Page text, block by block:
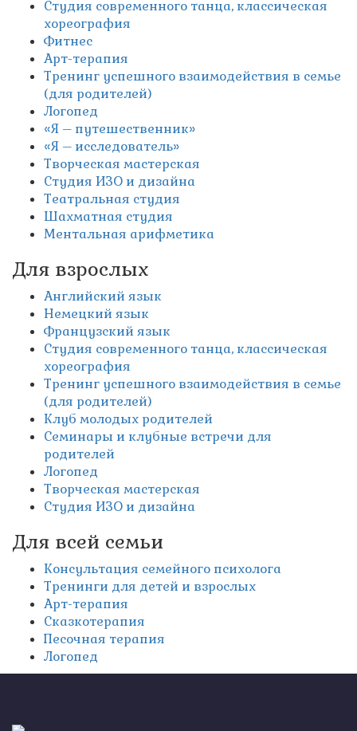
Студия современного танца, классическая
хореография
Фитнес
Арт-терапия
Тренинг успешного взаимодействия в семье
(для родителей)
Логопед
«Я – путешественник»
«Я – исследователь»
Творческая мастерская
Студия ИЗО и дизайна
Театральная студия
Шахматная студия
Ментальная арифметика
Для взрослых
Английский язык
Немецкий язык
Французский язык
Студия современного танца, классическая
хореография
Тренинг успешного взаимодействия в семье
(для родителей)
Клуб молодых родителей
Семинары и клубные встречи для
родителей
Логопед
Творческая мастерская
Студия ИЗО и дизайна
Для всей семьи
Консультация семейного психолога
Тренинги для детей и взрослых
Арт-терапия
Сказкотерапия
Песочная терапия
Логопед